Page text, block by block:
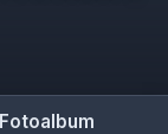
Fotoalbum